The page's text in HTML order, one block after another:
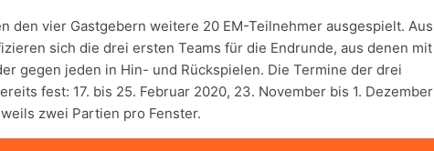
den vier Gastgebern weitere 20 EM-Teilnehmer ausgespielt. Aus
sich die drei ersten Teams für die Endrunde, aus denen mit
gegen jeden in Hin- und Rückspielen. Die Termine der drei
fest: 17. bis 25. Februar 2020, 23. November bis 1. Dezember
zwei Partien pro Fenster.